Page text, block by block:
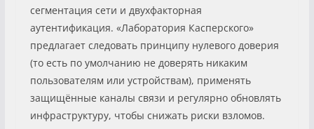
сегментация сети и двухфакторная
аутентификация. «Лаборатория Касперского»
предлагает следовать принципу нулевого доверия
(то есть по умолчанию не доверять никаким
пользователям или устройствам), применять
защищённые каналы связи и регулярно обновлять
инфраструктуру, чтобы снижать риски взломов.